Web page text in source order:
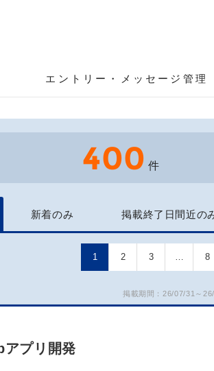
エントリー・メッセージ管理
400 件
新着のみ 掲載終了日間近の
1 2 3 … 8
掲載期間：26/07/31～
アプリ開発